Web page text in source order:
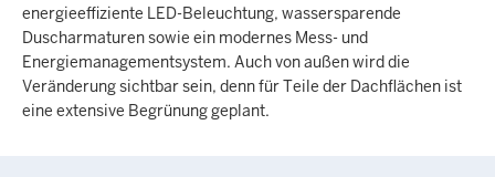
energieeffiziente LED-Beleuchtung, wassersparende
Duscharmaturen sowie ein modernes Mess- und
Energiemanagementsystem. Auch von außen wird die
Veränderung sichtbar sein, denn für Teile der Dachflächen ist
eine extensive Begrünung geplant.